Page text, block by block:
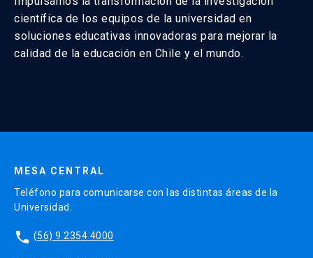
científica de los equipos de la universidad en
soluciones educativas innovadoras para mejorar la
calidad de la educación en Chile y el mundo.
MESA CENTRAL
Teléfono para comunicarse con las distintas áreas de la
Universidad.
phone (56) 9 2354 4000